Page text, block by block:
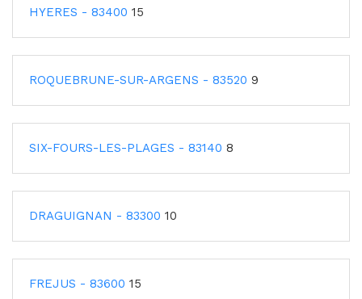
HYERES - 83400 15
ROQUEBRUNE-SUR-ARGENS - 83520 9
SIX-FOURS-LES-PLAGES - 83140 8
DRAGUIGNAN - 83300 10
FREJUS - 83600 15